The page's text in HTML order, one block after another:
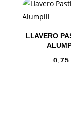
LLAVERO
0,75